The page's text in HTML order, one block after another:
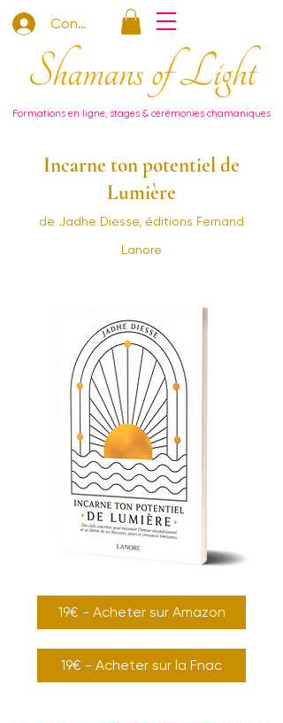
Shamans of Light
Formations en ligne, stages & cérémonies chamaniques
Connexion
Incarne ton potentiel de
Lumière
de Jadhe Diesse, éditions Fernand
Lanore
19€ - Acheter sur Amazon
19€ - Acheter sur la Fnac